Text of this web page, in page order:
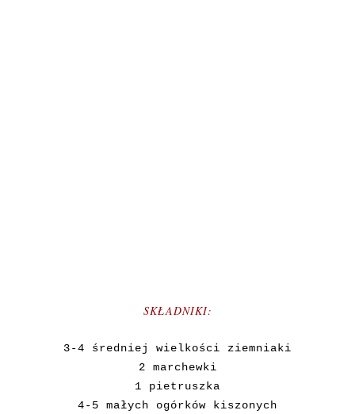
SKŁADNIKI:
3-4 średniej wielkości ziemniaki
2 marchewki
1 pietruszka
4-5 małych ogórków kiszonych